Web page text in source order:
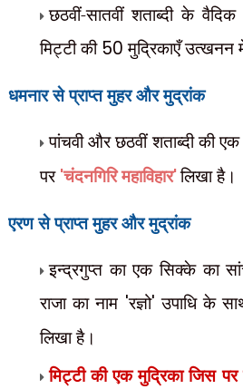
छठवीं-सातवीं शताब्दी के
मिट्टी की 50 मुद्रिकाएँ उत्खनन
धमनार से प्राप्त मुहर और मुद्रांक
पांचवी और छठवीं शताब्दी की
पर 'चंदनगिरि महाविहार'लिखा है।
एरण से प्राप्त मुहर और मुद्रांक
इन्द्रगुप्त का एक सिक्के का
राजा का नाम 'रज्ञो'उपाधि के
लिखा है।
मिट्टी की एक मुद्रिका जिस पर